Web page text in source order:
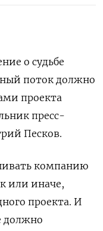
о судьбе
поток должно
проекта
пресс-
Песков.
компанию
или иначе,
проекта. И
должно